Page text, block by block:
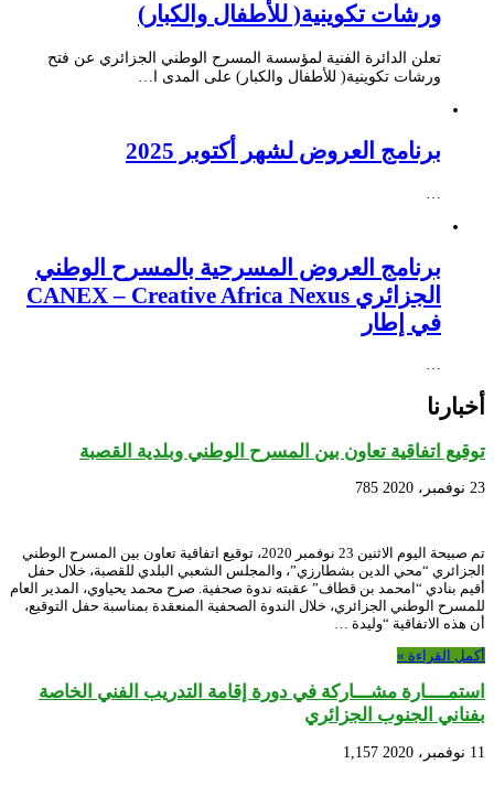
ورشات تكوينية( للأطفال والكبار)
تعلن الدائرة الفنية لمؤسسة المسرح الوطني الجزائري عن فتح
ورشات تكوينية( للأطفال والكبار) على المدى ا…
برنامج العروض لشهر أكتوبر 2025
برنامج العروض المسرحية بالمسرح الوطني
الجزائري CANEX – Creative Africa Nexus
في إطار
…
أخبارنا
توقيع اتفاقية تعاون بين المسرح الوطني وبلدية القصبة
23 نوفمبر، 2020 785
تم صبيحة اليوم الاثنين 23 نوفمبر 2020، توقيع اتفاقية تعاون بين المسرح الوطني
الجزائري “محي الدين بشطارزي”، والمجلس الشعبي البلدي للقصبة، خلال حفل
أقيم بنادي “امحمد بن قطاف” عقبته ندوة صحفية. صرح محمد يحياوي، المدير العام
للمسرح الوطني الجزائري، خلال الندوة الصحفية المنعقدة بمناسبة حفل التوقيع،
أن هذه الاتفاقية “وليدة …
أكمل القراءة »
استمــــارة مشـــاركة في دورة إقامة التدريب الفني الخاصة
بفناني الجنوب الجزائري
11 نوفمبر، 2020 1,157